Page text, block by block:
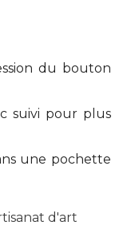
du bouton
suivi pour plus
une pochette
d'art